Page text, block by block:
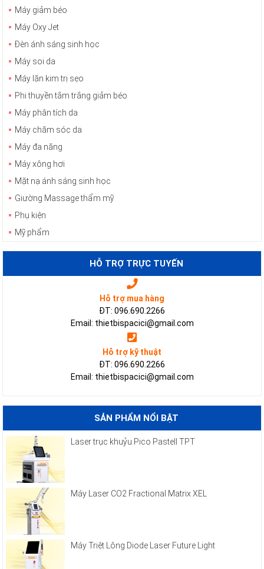
Máy giảm béo
Máy Oxy Jet
Đèn ánh sáng sinh học
Máy soi da
Máy lăn kim trị sẹo
Phi thuyền tắm trắng giảm béo
Máy phân tích da
Máy chăm sóc da
Máy đa năng
Máy xông hơi
Mặt nạ ánh sáng sinh học
Giường Massage thẩm mỹ
Phụ kiện
Mỹ phẩm
HỖ TRỢ TRỰC TUYẾN
Hỗ trợ mua hàng
ĐT: 096.690.2266
Email: thietbispacici@gmail.com
Hỗ trợ kỹ thuật
ĐT: 096.690.2266
Email: thietbispacici@gmail.com
SẢN PHẨM NỔI BẬT
Laser trục khuỷu Pico Pastell TPT
Máy Laser CO2 Fractional Matrix XEL
Máy Triệt Lông Diode Laser Future Light